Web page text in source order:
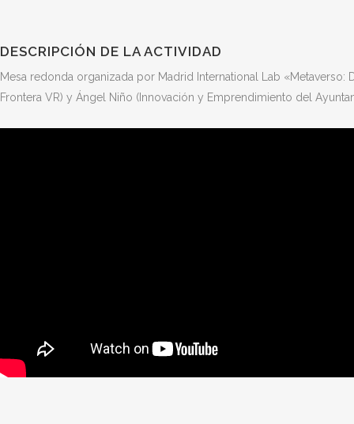
DESCRIPCIÓN DE LA ACTIVIDAD
Mesa redonda organizada por Madrid International Lab
Frontera VR) y Ángel Niño (Innovación y Emprendimiento del